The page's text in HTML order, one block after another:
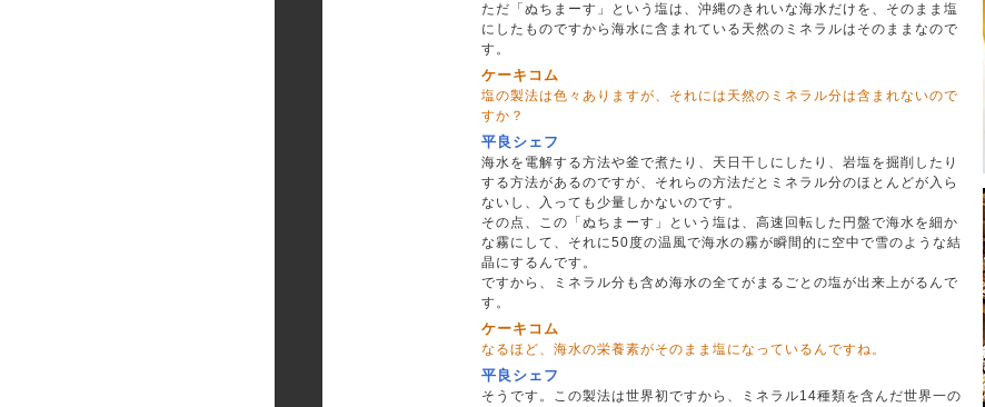
ただ「ぬちまーす」という塩は、沖縄のきれいな海水だけを、そのまま塩
にしたものですから海水に含まれている天然のミネラルはそのままなので
す。
ケーキコム
塩の製法は色々ありますが、それには天然のミネラル分は含まれないので
すか？
平良シェフ
海水を電解する方法や釜で煮たり、天日干しにしたり、岩塩を掘削したり
する方法があるのですが、それらの方法だとミネラル分のほとんどが入ら
ないし、入っても少量しかないのです。
その点、この「ぬちまーす」という塩は、高速回転した円盤で海水を細か
な霧にして、それに50度の温風で海水の霧が瞬間的に空中で雪のような結
晶にするんです。
ですから、ミネラル分も含め海水の全てがまるごとの塩が出来上がるんで
す。
ケーキコム
なるほど、海水の栄養素がそのまま塩になっているんですね。
平良シェフ
そうです。この製法は世界初ですから、ミネラル14種類を含んだ世界一の